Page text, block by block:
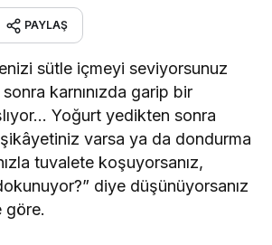
PAYLAŞ
sütle içmeyi seviyorsunuz
karnınızda garip bir
Yoğurt yedikten sonra
varsa ya da dondurma
tuvalete koşuyorsanız,
diye düşünüyorsanız
göre.